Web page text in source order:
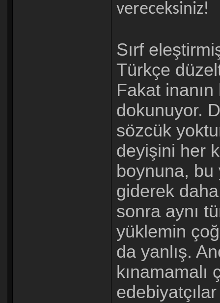
vereceksiniz!
Sırf
Türkçe
Fakat
dokunuyor.
sözcük
deyişini her
boynuna, bu
giderek
sonra aynı
yüklemin
da yanlış.
kınamamalı